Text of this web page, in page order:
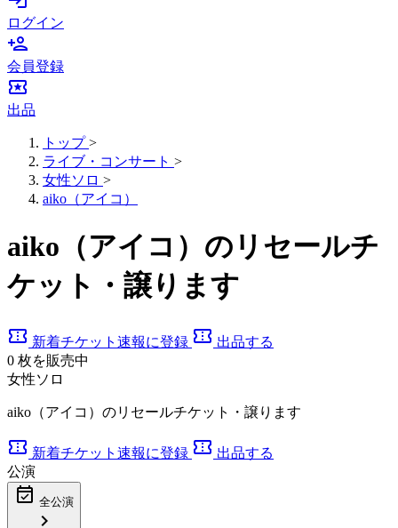
ログイン
person_add
会員登録
local_activity
出品
トップ >
ライブ・コンサート >
女性ソロ >
aiko（アイコ）
aiko（アイコ）のリセールチ
ケット・譲ります
confirmation_number 新着チケット速報に登録 confirmation_number 出品する
0 枚を販売中
女性ソロ
aiko（アイコ）のリセールチケット・譲ります
confirmation_number 新着チケット速報に登録 confirmation_number 出品する
公演
event_available 全公演
chevron_right